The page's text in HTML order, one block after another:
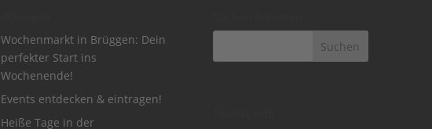
Wochenmarkt in Brüggen: Dein
perfekter Start ins
Wochenende!
Events entdecken & eintragen!
Heiße Tage in der